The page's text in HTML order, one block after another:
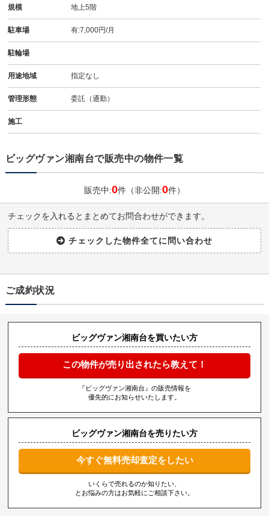
規模 地上5階
駐車場 有:7,000円/月
駐輪場
用途地域 指定なし
管理形態 委託（通勤）
施工
ビッグヴァン湘南台で販売中の物件一覧
販売中:0件（非公開:0件）
チェックを入れるとまとめてお問合わせができます。
ご成約状況
ビッグヴァン湘南台を買いたい方
この物件が売り出されたら教えて！
『ビッグヴァン湘南台』の販売情報を
優先的にお知らせいたします。
ビッグヴァン湘南台を売りたい方
今すぐ無料売却査定をしたい
いくらで売れるのか知りたい、
とお悩みの方はお気軽にご相談下さい。